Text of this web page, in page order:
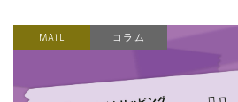
MAiL コラム